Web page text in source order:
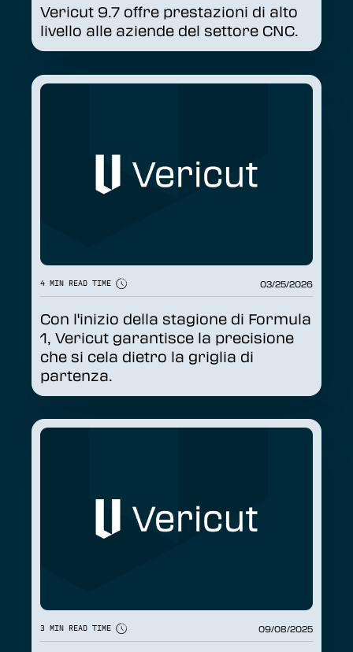
Vericut 9.7 offre prestazioni di alto
livello alle aziende del settore CNC.
4 MIN READ TIME 03/25/2026
Con l'inizio della stagione di Formula
1, Vericut garantisce la precisione
che si cela dietro la griglia di
partenza.
3 MIN READ TIME 09/08/2025